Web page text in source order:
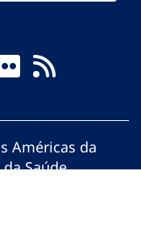
Américas da
Saúde